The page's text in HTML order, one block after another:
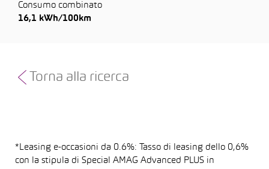
Consumo combinato
16,1 kWh/100km
Torna alla ricerca
*Leasing e-occasioni da 0.6%: Tasso di leasing dello 0,6%
con la stipula di Special AMAG Advanced PLUS in